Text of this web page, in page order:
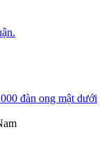
đàn ong mật dưới